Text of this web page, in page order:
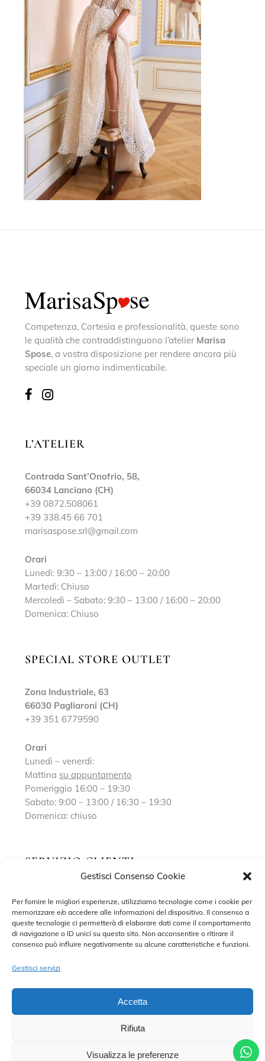
Gestisci Consenso Cookie
Per fornire le migliori esperienze, utilizziamo tecnologie come i cookie per
memorizzare e/o accedere alle informazioni del dispositivo. Il consenso a
queste tecnologie ci permetterà di elaborare dati come il comportamento
di navigazione o ID unici su questo sito. Non acconsentire o ritirare il
consenso può influire negativamente su alcune caratteristiche e funzioni.
Gestisci servizi
Accetta
Rifiuta
Visualizza le preferenze
Competenza, Cortesia e professionalità, queste sono
le qualità che contraddistinguono l’atelier Marisa
Spose, a vostra disposizione per rendere ancora più
speciale un giorno indimenticabile.
L’ATELIER
Contrada Sant’Onofrio, 58,
66034 Lanciano (CH)
+39 0872.508061
+39 338.45 66 701
marisaspose.srl@gmail.com
Orari
Lunedì: 9:30 – 13:00 / 16:00 – 20:00
Martedì: Chiuso
Mercoledì – Sabato: 9:30 – 13:00 / 16:00 – 20:00
Domenica: Chiuso
SPECIAL STORE OUTLET
Zona Industriale, 63
66030 Pagliaroni (CH)
+39 351 6779590
Orari
Lunedì – venerdì:
Mattina su appuntamento
Pomeriggio 16:00 – 19:30
Sabato: 9:00 – 13:00 / 16:30 – 19:30
Domenica: chiuso
SERVIZIO CLIENTI
Contatti
Privacy Policy
CONTRADA SANT’ONOFRIO, 58, 66034 LANCIANO (CH) P. IVA
02227590698 – DEVELOPED BY ADRIANO DI MATTEO